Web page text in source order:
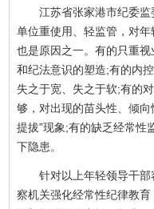
江苏省张家港市纪委监
单位重使用、轻监管，对年
也是原因之一。有的只重
和纪法意识的塑造;有的内
失之于宽、失之于软;有的
够，对出现的苗头性、倾
提拔”现象;有的缺乏经常性
下隐患。
针对以上年轻领导干部
察机关强化经常性纪律教